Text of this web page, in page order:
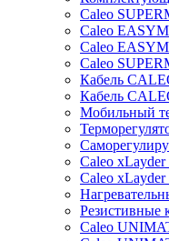
Caleo
Caleo
Caleo
Caleo
Кабель
Кабель
Мобильный
Caleo xLayder
Caleo xLayder
Резистивные
Caleo